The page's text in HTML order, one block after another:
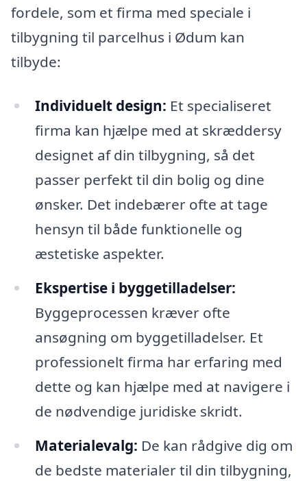
fordele, som et firma med speciale i
tilbygning til parcelhus i Ødum kan
tilbyde:
Individuelt design: Et specialiseret
firma kan hjælpe med at skræddersy
designet af din tilbygning, så det
passer perfekt til din bolig og dine
ønsker. Det indebærer ofte at tage
hensyn til både funktionelle og
æstetiske aspekter.
Ekspertise i byggetilladelser:
Byggeprocessen kræver ofte
ansøgning om byggetilladelser. Et
professionelt firma har erfaring med
dette og kan hjælpe med at navigere i
de nødvendige juridiske skridt.
Materialevalg: De kan rådgive dig om
de bedste materialer til din tilbygning,